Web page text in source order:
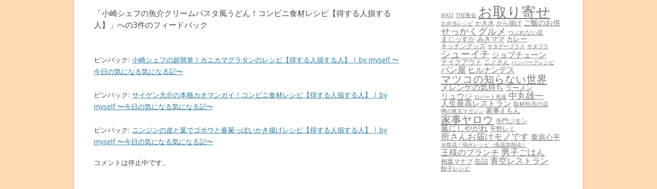
ー
ョ
ン
「小崎シェフの魚介クリームパスタ風うどん！コンビニ食材レシピ【得する人損する
人】
」への3件のフィードバック
ピンバック: 小崎シェフの超簡単！カニカマグラタンのレシピ【得する人損する人】 | by myself 〜
今日の気になる気になる記〜
ピンバック: サイゲン大介の本格カオマンガイ！コンビニ食材レシピ【得する人損する人】 | by
myself 〜今日の気になる気になる記〜
ピンバック: ニンジンの皮と葉でゴボウと春菊っぽいかき揚げレシピ【得する人損する人】 | by
myself 〜今日の気になる気になる記〜
コメントは停止中です。
IKKO THE夜会 お取り寄せ
お弁当レシピ かき氷 から揚げ ご飯のお供
せっかくグルメ つぶれない店
まじっすか みきママ カレー
キッチングッズ サタデープラス サタプラ
シューイチ ジョブチューン
テイクアウト ニノさん ハンバーグレシピ
パン屋 ヒルナンデス
マツコの知らない世界
メレンゲの気持ち ラーメン
リュウジ ロバート馬場 中丸雄一
人生最高レストラン 取材拒否の店
噂の東京マガジン 家事えもん
家事ヤロウ 寺門ジモン
嵐にしやがれ 平野レミ
所さんお届けモノです 栗原心平
水島流！弱火レシピ（低温加熱法）
王様のブランチ 男子ごはん
相葉マナブ 缶詰 青空レストラン
餃子レシピ